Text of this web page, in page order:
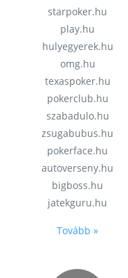
starpoker.hu
play.hu
hulyegyerek.hu
omg.hu
texaspoker.hu
pokerclub.hu
szabadulo.hu
zsugabubus.hu
pokerface.hu
autoverseny.hu
bigboss.hu
jatekguru.hu
Tovább »